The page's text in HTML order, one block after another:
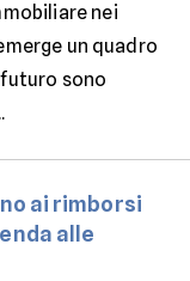
nei
un quadro
sono
ai rimborsi
alle